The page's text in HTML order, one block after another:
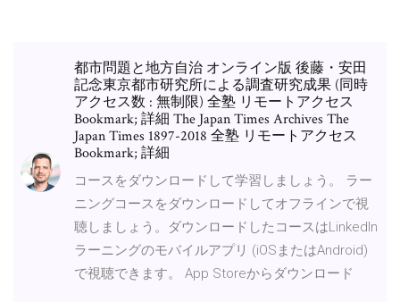
都市問題と地方自治 オンライン版 後藤・安田
記念東京都市研究所による調査研究成果 (同時
アクセス数 : 無制限) 全塾 リモートアクセス
Bookmark; 詳細 The Japan Times Archives The
Japan Times 1897-2018 全塾 リモートアクセス
Bookmark; 詳細
コースをダウンロードして学習しましょう。 ラー
ニングコースをダウンロードしてオフラインで視
聴しましょう。ダウンロードしたコースはLinkedIn
ラーニングのモバイルアプリ (iOSまたはAndroid)
で視聴できます。 App Storeからダウンロード